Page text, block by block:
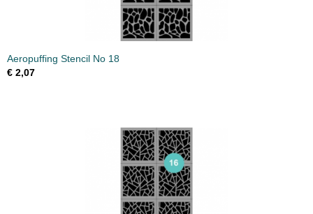
Aeropuffing Stencil No 18
€ 2,07